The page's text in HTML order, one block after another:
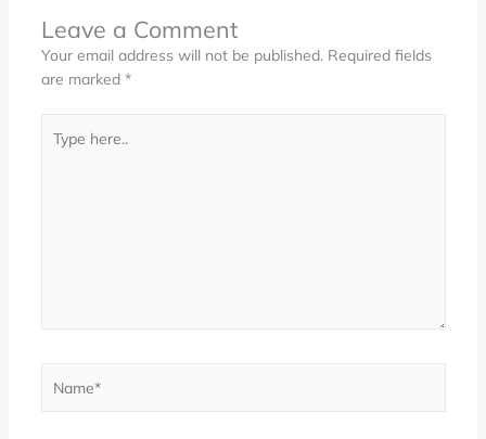
Leave a Comment
Your email address will not be published. Required fields
are marked *
here..